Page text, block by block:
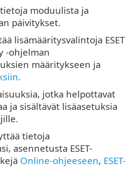
moduulista ja
päivitykset.
lisämääritysvalintoja ESET
-ohjelman
määritykseen ja
.
jotka helpottavat
ja sisältävät lisäasetuksia
tietoja
asennetusta ESET-
Online-ohjeeseen, ESET-